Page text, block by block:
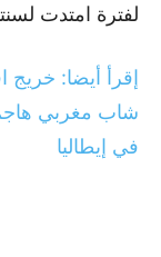
لفترة امتدت
إقرأ أيضا:
شاب مغربي
في إيطاليا